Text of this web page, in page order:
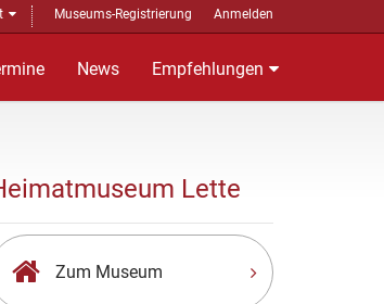
Museums-Registrierung Anmelden
News Empfehlungen
Lette
Zum Museum